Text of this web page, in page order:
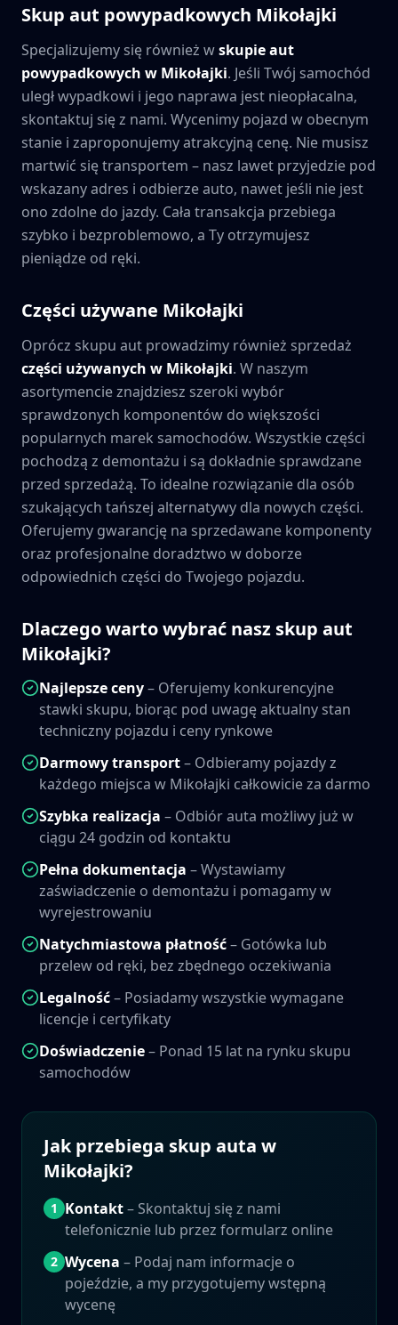
Skup aut powypadkowych Mikołajki
Specjalizujemy się również wskupie aut
powypadkowych w Mikołajki. Jeśli Twój samochód
uległ wypadkowi i jego naprawa jest nieopłacalna,
skontaktuj się z nami. Wycenimy pojazd w obecnym
stanie i zaproponujemy atrakcyjną cenę. Nie musisz
martwić się transportem – nasz lawet przyjedzie pod
wskazany adres i odbierze auto, nawet jeśli nie jest
ono zdolne do jazdy. Cała transakcja przebiega
szybko i bezproblemowo, a Ty otrzymujesz
pieniądze od ręki.
Części używane Mikołajki
Oprócz skupu aut prowadzimy również sprzedaż
części używanych w Mikołajki. W naszym
asortymencie znajdziesz szeroki wybór
sprawdzonych komponentów do większości
popularnych marek samochodów. Wszystkie części
pochodzą z demontażu i są dokładnie sprawdzane
przed sprzedażą. To idealne rozwiązanie dla osób
szukających tańszej alternatywy dla nowych części.
Oferujemy gwarancję na sprzedawane komponenty
oraz profesjonalne doradztwo w doborze
odpowiednich części do Twojego pojazdu.
Dlaczego warto wybrać nasz skup aut
Mikołajki?
Najlepsze ceny– Oferujemy konkurencyjne
stawki skupu, biorąc pod uwagę aktualny stan
techniczny pojazdu i ceny rynkowe
Darmowy transport– Odbieramy pojazdy z
każdego miejsca w Mikołajki całkowicie za darmo
Szybka realizacja – Odbiór auta możliwy już w
ciągu 24 godzin od kontaktu
Pełna dokumentacja – Wystawiamy
zaświadczenie o demontażu i pomagamy w
wyrejestrowaniu
Natychmiastowa płatność– Gotówka lub
przelew od ręki, bez zbędnego oczekiwania
Legalność– Posiadamy wszystkie wymagane
licencje i certyfikaty
Doświadczenie– Ponad 15 lat na rynku skupu
samochodów
Jak przebiega skup auta w
Mikołajki?
1 Kontakt– Skontaktuj się z nami
telefonicznie lub przez formularz online
2 Wycena – Podaj nam informacje o
pojeździe, a my przygotujemy wstępną
wycenę